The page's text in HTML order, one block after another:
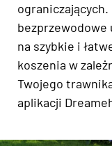
ograniczających.
bezprzewodowe
na szybkie i
koszenia w
Twojego
aplikacji